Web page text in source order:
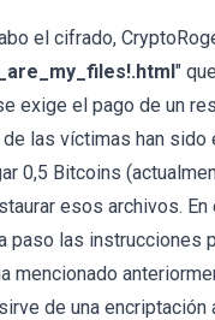
el cifrado,
"
exige el pago de un
las víctimas han sido
0,5 Bitcoins
esos archivos. En
paso las instrucciones
mencionado
de una encriptación